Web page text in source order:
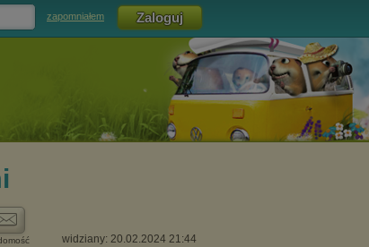
zapomniałem
widziany: 20.02.2024 21:44